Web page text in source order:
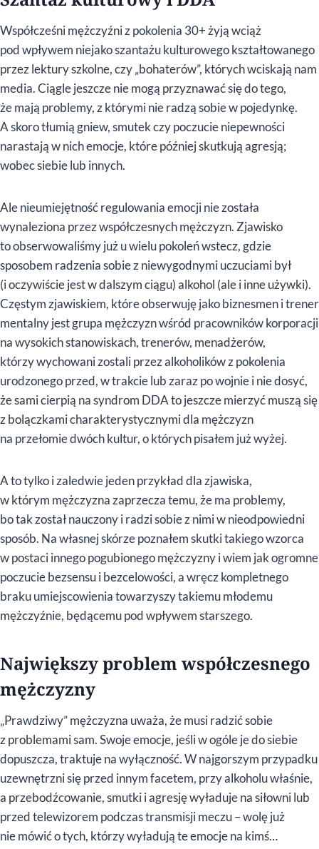
Współcześni mężczyźni z pokolenia 30+ żyją wciąż
pod wpływem niejako szantażu kulturowego kształtowanego
przez lektury szkolne, czy „bohaterów”, których wciskają nam
media. Ciągle jeszcze nie mogą przyznawać się do tego,
że mają problemy, z którymi nie radzą sobie w pojedynkę.
A skoro tłumią gniew, smutek czy poczucie niepewności
narastają w nich emocje, które później skutkują agresją;
wobec siebie lub innych.
Ale nieumiejętność regulowania emocji nie została
wynaleziona przez współczesnych mężczyzn. Zjawisko
to obserwowaliśmy już u wielu pokoleń wstecz, gdzie
sposobem radzenia sobie z niewygodnymi uczuciami był
(i oczywiście jest w dalszym ciągu) alkohol (ale i inne używki).
Częstym zjawiskiem, które obserwuję jako biznesmen i trener
mentalny jest grupa mężczyzn wśród pracowników korporacji
na wysokich stanowiskach, trenerów, menadżerów,
którzy wychowani zostali przez alkoholików z pokolenia
urodzonego przed, w trakcie lub zaraz po wojnie i nie dosyć,
że sami cierpią na syndrom DDA to jeszcze mierzyć muszą się
z bolączkami charakterystycznymi dla mężczyzn
na przełomie dwóch kultur, o których pisałem już wyżej.
A to tylko i zaledwie jeden przykład dla zjawiska,
w którym mężczyzna zaprzecza temu, że ma problemy,
bo tak został nauczony i radzi sobie z nimi w nieodpowiedni
sposób. Na własnej skórze poznałem skutki takiego wzorca
w postaci innego pogubionego mężczyzny i wiem jak ogromne
poczucie bezsensu i bezcelowości, a wręcz kompletnego
braku umiejscowienia towarzyszy takiemu młodemu
mężczyźnie, będącemu pod wpływem starszego.
Największy problem współczesnego
mężczyzny
„Prawdziwy” mężczyzna uważa, że musi radzić sobie
z problemami sam. Swoje emocje, jeśli w ogóle je do siebie
dopuszcza, traktuje na wyłączność. W najgorszym przypadku
uzewnętrzni się przed innym facetem, przy alkoholu właśnie,
a przebodźcowanie, smutki i agresję wyładuje na siłowni lub
przed telewizorem podczas transmisji meczu – wolę już
nie mówić o tych, którzy wyładują te emocje na kimś…